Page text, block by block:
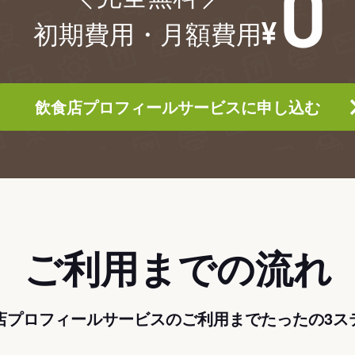
初期費用・月額費用
飲食店プロフィールサービスに申し込む
ご利用までの流れ
プロフィールサービスのご利用までたったの3ス